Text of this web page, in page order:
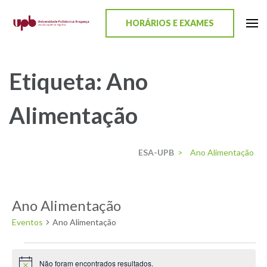
HORÁRIOS E EXAMES
Etiqueta: Ano
Alimentação
ESA-UPB > Ano Alimentação
Ano Alimentação
Eventos Ano Alimentação
Não foram encontrados resultados.